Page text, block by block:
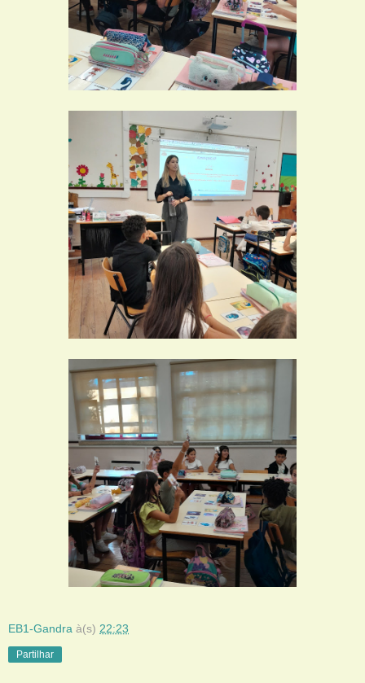
EB1-Gandra à(s) 22:23
Partilhar